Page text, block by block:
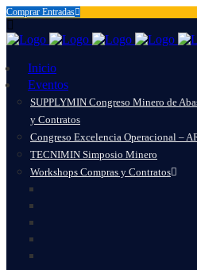
Comprar Entradas
Inicio
Eventos
SUPPLYMIN Congreso Minero de
y Contratos
Congreso Excelencia Operacional –
TECNIMIN Simposio Minero
Workshops Compras y Contratos